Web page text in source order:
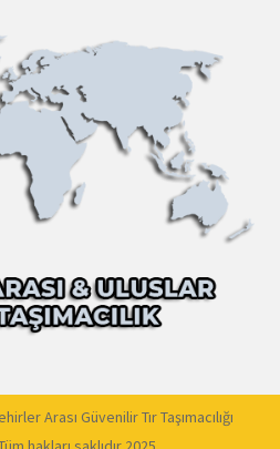
Arası Güvenilir Tır Taşımacılığı